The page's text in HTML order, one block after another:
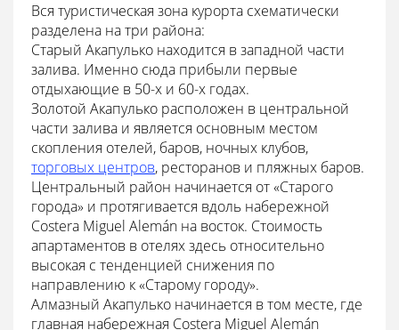
Вся туристическая зона курорта схематически
разделена на три района:
Старый Акапулько находится в западной части
залива. Именно сюда прибыли первые
отдыхающие в 50-х и 60-х годах.
Золотой Акапулько расположен в центральной
части залива и является основным местом
скопления отелей, баров, ночных клубов,
торговых центров, ресторанов и пляжных баров.
Центральный район начинается от «Старого
города» и протягивается вдоль набережной
Costera Miguel Alemán на восток. Стоимость
апартаментов в отелях здесь относительно
высокая с тенденцией снижения по
направлению к «Старому городу».
Алмазный Акапулько начинается в том месте, где
главная набережная Costera Miguel Alemán